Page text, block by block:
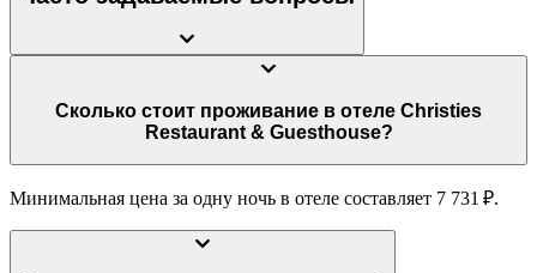
Сколько стоит проживание в отеле Christies
Restaurant & Guesthouse?
Минимальная цена за одну ночь в отеле составляет 7 731 ₽.